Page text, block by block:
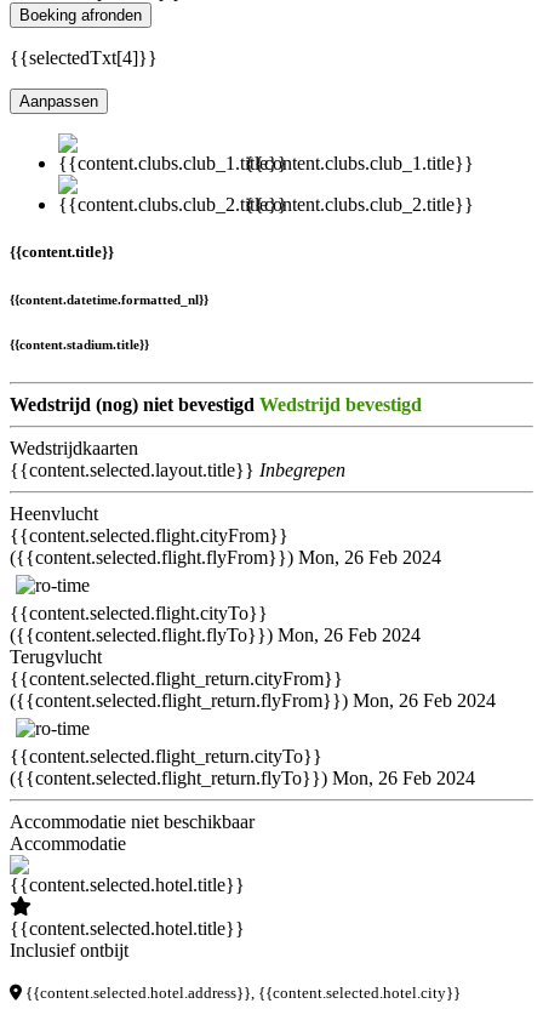
Boeking afronden
{{selectedTxt[4]}}
Aanpassen
{{content.clubs.club_1.title}}
{{content.clubs.club_2.title}}
{{content.title}}
{{content.datetime.formatted_nl}}
{{content.stadium.title}}
Wedstrijd (nog) niet bevestigd Wedstrijd bevestigd
Wedstrijdkaarten
{{content.selected.layout.title}} Inbegrepen
Heenvlucht
{{content.selected.flight.cityFrom}}
({{content.selected.flight.flyFrom}}) Mon, 26 Feb 2024
{{content.selected.flight.cityTo}}
({{content.selected.flight.flyTo}}) Mon, 26 Feb 2024
Terugvlucht
{{content.selected.flight_return.cityFrom}}
({{content.selected.flight_return.flyFrom}}) Mon, 26 Feb 2024
{{content.selected.flight_return.cityTo}}
({{content.selected.flight_return.flyTo}}) Mon, 26 Feb 2024
Accommodatie niet beschikbaar
Accommodatie
{{content.selected.hotel.title}}
Inclusief ontbijt
{{content.selected.hotel.address}}, {{content.selected.hotel.city}}